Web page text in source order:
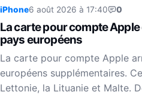
iPhone6 août 2026 à 17:40 0
La carte pour compte
pays européens
La carte pour compte Apple
européens supplémentaires.
Lettonie, la Lituanie et Malte.